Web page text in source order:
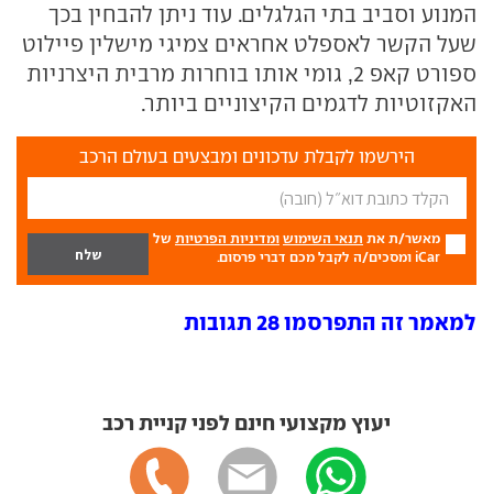
המנוע וסביב בתי הגלגלים. עוד ניתן להבחין בכך
שעל הקשר לאספלט אחראים צמיגי מישלין פיילוט
ספורט קאפ 2, גומי אותו בוחרות מרבית היצרניות
האקזוטיות לדגמים הקיצוניים ביותר.
הירשמו לקבלת עדכונים ומבצעים בעולם הרכב
מאשר/ת את תנאי השימוש ומדיניות הפרטיות של
iCar ומסכים/ה לקבל מכם דברי פרסום.
למאמר זה התפרסמו 28 תגובות
יעוץ מקצועי חינם לפני קניית רכב